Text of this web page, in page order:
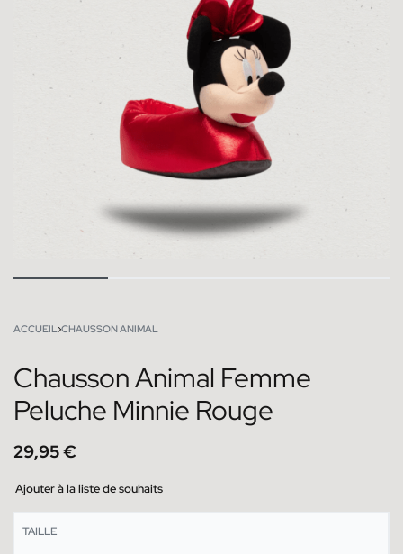
ACCUEIL›CHAUSSON ANIMAL
Chausson Animal Femme
Peluche Minnie Rouge
29,95€
Ajouter à la liste de souhaits
TAILLE